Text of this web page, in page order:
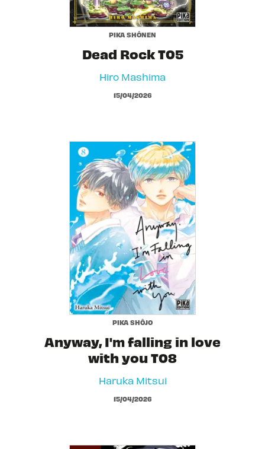
PIKA SHÔNEN
Dead Rock T05
Hiro Mashima
15/04/2026
PIKA SHÔJO
Anyway, I'm falling in love
with you T08
Haruka Mitsui
15/04/2026